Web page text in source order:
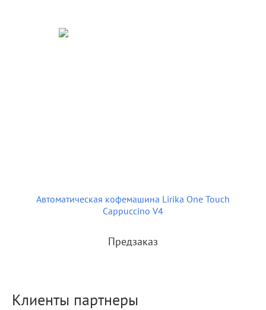
Автоматическая кофемашина Lirika One Touch
Cappuccino V4
Предзаказ
Клиенты партнеры